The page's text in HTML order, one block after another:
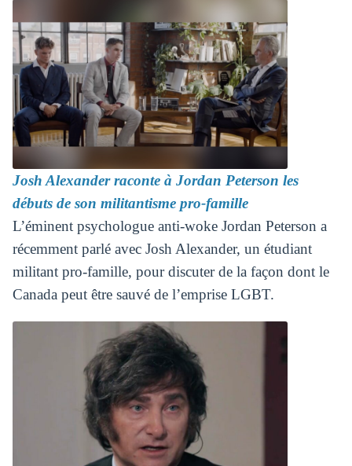
Josh Alexander raconte à Jordan Peterson les
débuts de son militantisme pro-famille
L’éminent psychologue anti-woke Jordan Peterson a
récemment parlé avec Josh Alexander, un étudiant
militant pro-famille, pour discuter de la façon dont le
Canada peut être sauvé de l’emprise LGBT.